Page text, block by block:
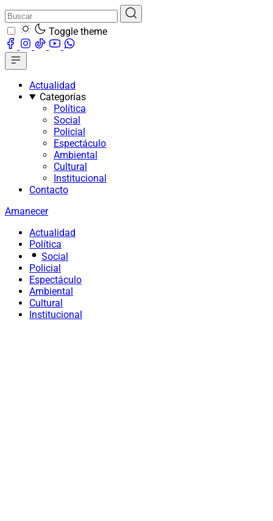
Toggle theme
Actualidad
Categorías
Política
Social
Policial
Espectáculo
Ambiental
Cultural
Institucional
Contacto
Amanecer
Actualidad
Política
Social
Policial
Espectáculo
Ambiental
Cultural
Institucional